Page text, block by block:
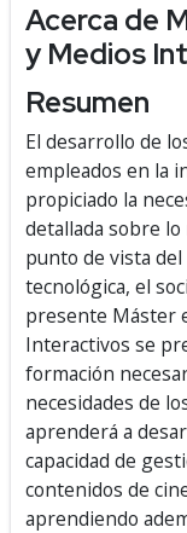
Acerca de
y Medios
Resumen
El desarrollo de
empleados en la
propiciado la
detallada sobre
punto de vista
tecnológica, el
presente Máster
Interactivos se
formación
necesidades de
aprenderá a
capacidad de
contenidos de
aprendiendo